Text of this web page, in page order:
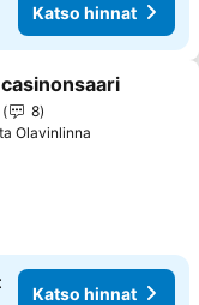
Katso hinnat
8
Olavinlinna
Katso hinnat